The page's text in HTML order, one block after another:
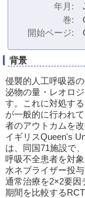
年月
巻
開始ページ
背景
侵襲的人工呼吸器
泌物の量・レオロ
す。これに対処す
が一般的に行われ
者のアウトカムを
イギリスQueen's
は、同国71施設で
呼吸不全患者を対
水ネブライザー投
通常治療を2×2要因
期間を比較する